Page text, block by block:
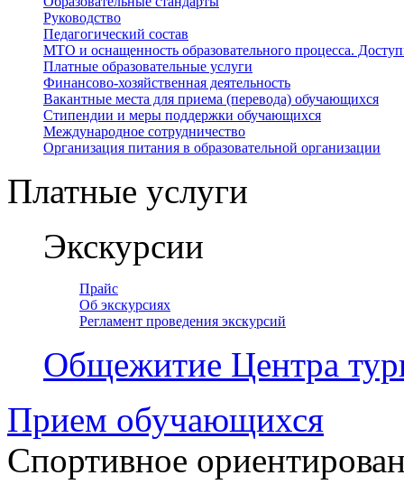
Руководство
Педагогический состав
МТО и оснащенность образовательного процесса.
Платные образовательные услуги
Финансово-хозяйственная деятельность
Вакантные места для приема (перевода) обучающихся
Стипендии и меры поддержки обучающихся
Международное сотрудничество
Организация питания в образовательной организации
Платные услуги
Экскурсии
Прайс
Об экскурсиях
Регламент проведения экскурсий
Общежитие Центра
Прием обучающихся
Спортивное